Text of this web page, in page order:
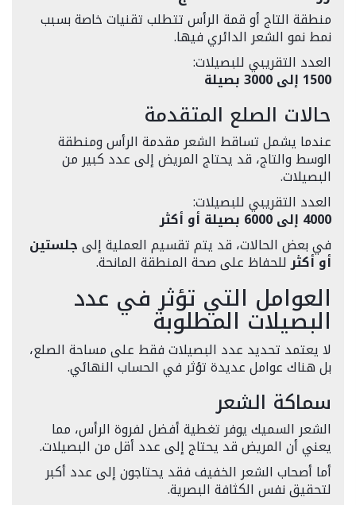
منطقة التاج أو قمة الرأس تتطلب تقنيات خاصة بسبب
نمط نمو الشعر الدائري فيها.
العدد التقريبي للبصيلات:
1500 إلى 3000 بصيلة
حالات الصلع المتقدمة
عندما يشمل تساقط الشعر مقدمة الرأس ومنطقة
الوسط والتاج، قد يحتاج المريض إلى عدد كبير من
البصيلات.
العدد التقريبي للبصيلات:
4000 إلى 6000 بصيلة أو أكثر
في بعض الحالات، قد يتم تقسيم العملية إلىجلستين
أو أكثرللحفاظ على صحة المنطقة المانحة.
العوامل التي تؤثر في عدد
البصيلات المطلوبة
لا يعتمد تحديد عدد البصيلات فقط على مساحة الصلع،
بل هناك عوامل عديدة تؤثر في الحساب النهائي.
سماكة الشعر
الشعر السميك يوفر تغطية أفضل لفروة الرأس، مما
يعني أن المريض قد يحتاج إلى عدد أقل من البصيلات.
أما أصحاب الشعر الخفيف فقد يحتاجون إلى عدد أكبر
لتحقيق نفس الكثافة البصرية.